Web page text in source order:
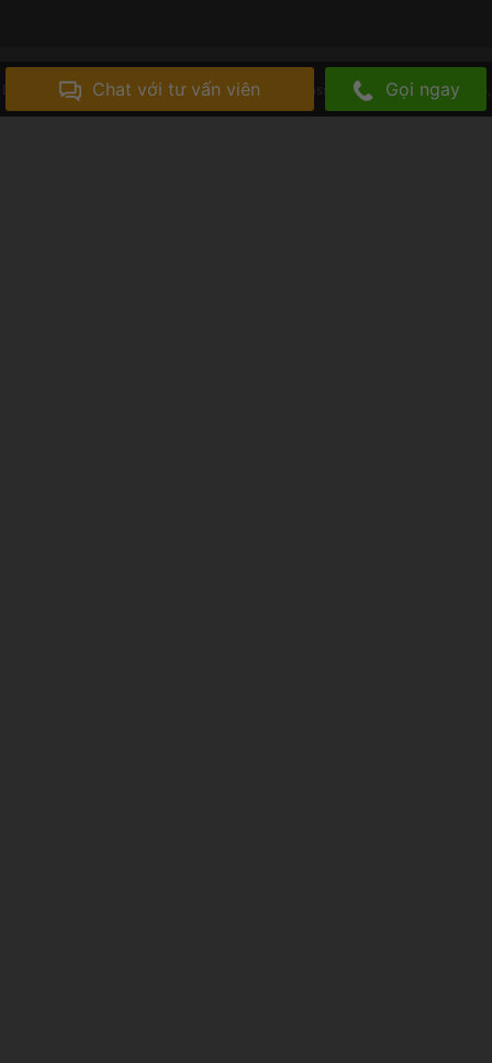
Dầu gội thảo dược Trị mụn Gội đầu dưỡng sinh Massage vai gáy Xông hơi khô
Chat với tư vấn viên Gọi ngay